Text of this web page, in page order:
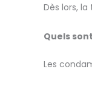
Dès lors,
Quels
Les